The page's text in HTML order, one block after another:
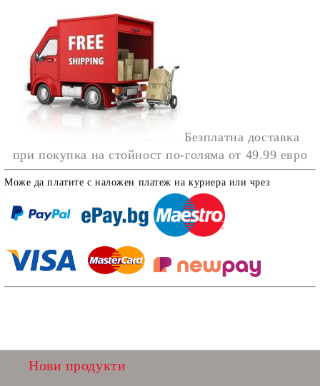
Безплатна доставка
при покупка на стойност по-голяма от 49.99 евро
Може да платите с наложен платеж на куриера или чрез
Нови продукти